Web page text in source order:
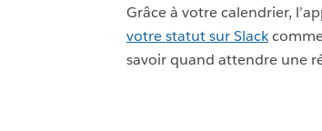
Grâce à votre calendrier,
votre statut sur Slack
savoir quand attendre une